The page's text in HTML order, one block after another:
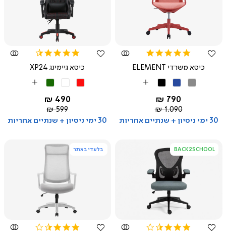
צפייה
מהירה
5.0
rating
כיסא משרדי ELEMENT
שחור
More
Colors
החל מ-
790 ₪
מחיר
רגיל
1,090 ₪
30 ימי ניסיון + שנתיים אחריות
צפייה
מהירה
rating
כיסא גיימינג XP24
More
Colors
החל מ-
490 ₪
מחיר
רגיל
599 ₪
30 ימי ניסיון + שנתיים אחריות
BACK2SCHOOL
צפייה
מהירה
3.6
בלעדי באתר
צפייה
מהירה